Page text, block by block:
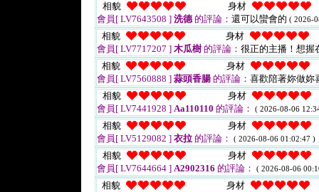
相貌
身材
會員[ LV7643508 ] 洗德的評論： 還可以蠻會的 ( 2026-
相貌
身材
會員[ LV7717207 ] 木瓜樹 的評論： 很正的主播！想握
相貌
身材
會員[ LV7560888 ] 蒜頭香腸的評論： 喜歡陪著妳做妳
相貌
身材
會員[ LV7441928 ] Aa110110 的評論： ( 2026-08-06
相貌
身材
會員[ LV5129082 ] 衣拉 的評論： ( 2026-08-06 01:02:47 )
相貌
身材
會員[ LV7644664 ] A2902316 的評論： ( 2026-08-06
相貌
身材